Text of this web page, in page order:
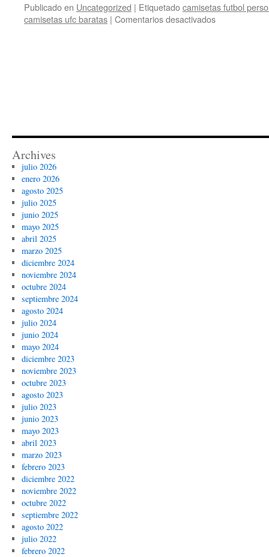
Publicado en Uncategorized | Etiquetadocamisetas futbol
camisetas ufc baratas | Comentarios desactivadosen
Archives
julio 2026
enero 2026
agosto 2025
julio 2025
junio 2025
mayo 2025
abril 2025
marzo 2025
diciembre 2024
noviembre 2024
octubre 2024
septiembre 2024
agosto 2024
julio 2024
junio 2024
mayo 2024
diciembre 2023
noviembre 2023
octubre 2023
agosto 2023
julio 2023
junio 2023
mayo 2023
abril 2023
marzo 2023
febrero 2023
diciembre 2022
noviembre 2022
octubre 2022
septiembre 2022
agosto 2022
julio 2022
febrero 2022